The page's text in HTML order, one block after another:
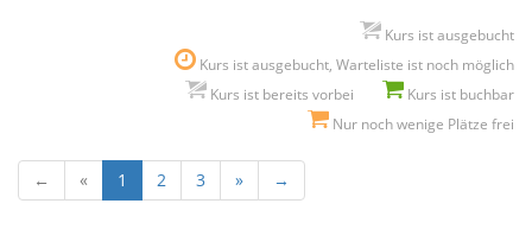
Kurs ist ausgebucht
Kurs ist ausgebucht, Warteliste ist noch möglich
Kurs ist bereits vorbei
Kurs ist buchbar
Nur noch wenige Plätze frei
← « 1 2 3 » →